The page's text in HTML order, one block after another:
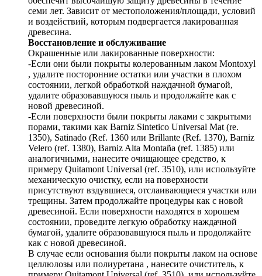
семи лет. Зависит от местоположения/площади, условий
и воздействий, которым подвергается лакированная
древесина.
Восстановление и обслуживание
Окрашенные или лакированные поверхности:
-Если они были покрыты колерованным лаком Montoxyl
, удалите посторонние остатки или участки в плохом
состоянии, легкой обработкой наждачной бумагой,
удалите образовавшуюся пыль и продолжайте как с
новой древесиной.
-Если поверхности были покрыты лаками с закрытыми
порами, такими как Barniz Sintetico Universal Mat (re.
1350), Satinado (Ref. 1360 или Brillante (Ref. 1370), Barniz
Velero (ref. 1380), Barniz Alta Montaña (ref. 1385) или
аналогичными, нанесите очищающее средство, к
примеру Quitamont Universal (ref. 3510), или используйте
механическую очистку, если на поверхности
присутствуют вздувшиеся, отслаивающиеся участки или
трещины. Затем продолжайте процедуры как с новой
древесиной. Если поверхности находятся в хорошем
состоянии, проведите легкую обработку наждачной
бумагой, удалите образовавшуюся пыль и продолжайте
как с новой древесиной.
В случае если основания были покрыты лаком на основе
целлюлозы или полиуретана , нанесите очиститель, к